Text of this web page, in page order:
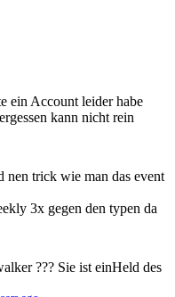
ein Account leider habe
kann nicht rein
nen trick wie man das event
3x gegen den typen da
??? Sie ist einHeld des